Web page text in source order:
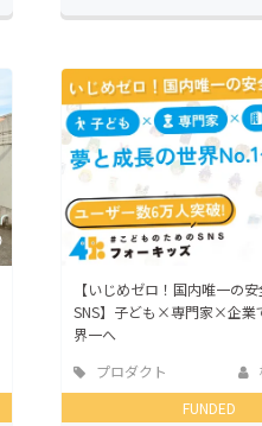
【いじめゼロ！国内唯一の
SNS】子ども×専門家×企業
界一へ
プロダクト
FUNDED